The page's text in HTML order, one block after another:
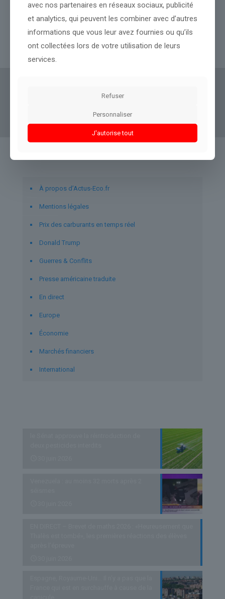
Venezuela : au moins 32 morts après 2 séismes
Lire l’article
boursières, décryptées pour tous.
À propos d’Actus-Eco.fr
Mentions légales
Prix des carburants en temps réel
Donald Trump
Guerres & Conflits
Presse américaine traduite
En direct
Europe
Économie
Marchés financiers
International
avec nos partenaires en réseaux sociaux, publicité
et analytics, qui peuvent les combiner avec d’autres
informations que vous leur avez fournies ou qu’ils
ont collectées lors de votre utilisation de leurs
services.
Refuser
Personnaliser
J'autorise tout